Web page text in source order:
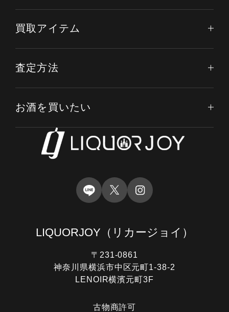
LIQUORJOY （リカージョイ）
〒231-0861
神奈川県横浜市中区元町1-38-2
LENOIR横濱元町3F
古物商許可
買取アイテム
査定方法
お酒を買いたい